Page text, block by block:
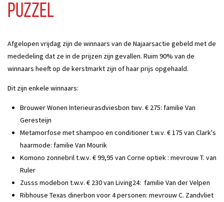
puzzel
Afgelopen vrijdag zijn de winnaars van de Najaarsactie gebeld met de
mededeling dat ze in de prijzen zijn gevallen. Ruim 90% van de
winnaars heeft op de kerstmarkt zijn of haar prijs opgehaald.
Dit zijn enkele winnaars:
Brouwer Wonen Interieurasdviesbon twv. € 275: familie Van
Geresteijn
Metamorfose met shampoo en conditioner t.w.v. € 175 van Clark's
haarmode: familie Van Mourik
Komono zonnebril t.w.v. € 99,95 van Corne optiek : mevrouw T. van
Ruler
Zusss modebon t.w.v. € 230 van Living24: familie Van der Velpen
Ribhouse Texas dinerbon voor 4 personen: mevrouw C. Zandvliet